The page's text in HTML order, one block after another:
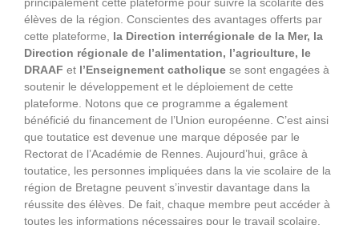
principalement cette plateforme pour suivre la scolarité des
élèves de la région. Conscientes des avantages offerts par
cette plateforme, la Direction interrégionale de la Mer, la
Direction régionale de l’alimentation, l’agriculture, le
DRAAF et l’Enseignement catholique se sont engagées à
soutenir le développement et le déploiement de cette
plateforme. Notons que ce programme a également
bénéficié du financement de l’Union européenne. C’est ainsi
que toutatice est devenue une marque déposée par le
Rectorat de l’Académie de Rennes. Aujourd’hui, grâce à
toutatice, les personnes impliquées dans la vie scolaire de la
région de Bretagne peuvent s’investir davantage dans la
réussite des élèves. De fait, chaque membre peut accéder à
toutes les informations nécessaires pour le travail scolaire,